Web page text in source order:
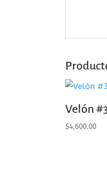
Velón
$4,600.00